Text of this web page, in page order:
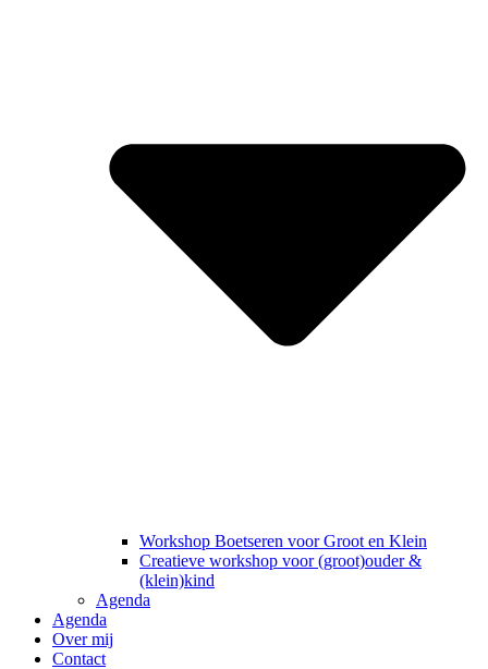
Workshop Boetseren voor Groot en Klein
Creatieve workshop voor (groot)ouder &
(klein)kind
Agenda
Agenda
Over mij
Contact